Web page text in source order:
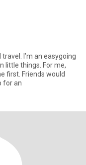
I’m an easygoing
For me,
first. Friends would
for an